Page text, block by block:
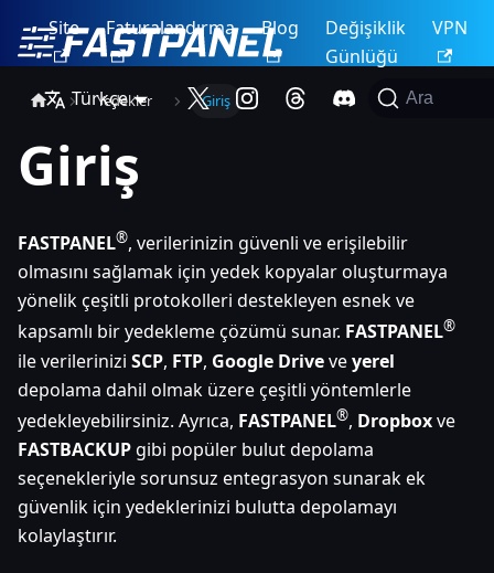
Site Faturalandırma Blog
Değişiklik
Günlüğü
VPN
Türkçe Ara
Yedekler Giriş
Giriş
FASTPANEL®, verilerinizin güvenli ve erişilebilir
olmasını sağlamak için yedek kopyalar oluşturmaya
yönelik çeşitli protokolleri destekleyen esnek ve
kapsamlı bir yedekleme çözümü sunar. FASTPANEL®
ile verilerinizi SCP, FTP, Google Driveveyerel
depolama dahil olmak üzere çeşitli yöntemlerle
yedekleyebilirsiniz. Ayrıca, FASTPANEL®, Dropboxve
FASTBACKUP gibi popüler bulut depolama
seçenekleriyle sorunsuz entegrasyon sunarak ek
güvenlik için yedeklerinizi bulutta depolamayı
kolaylaştırır.